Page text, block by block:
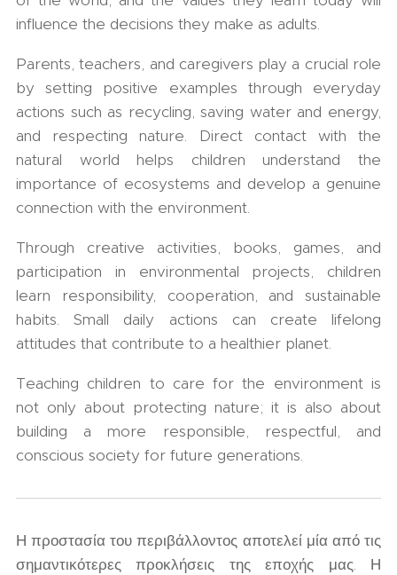
influence the decisions they make as adults.
Parents, teachers, and caregivers play a crucial role
by setting positive examples through everyday
actions such as recycling, saving water and energy,
and respecting nature. Direct contact with the
natural world helps children understand the
importance of ecosystems and develop a genuine
connection with the environment.
Through creative activities, books, games, and
participation in environmental projects, children
learn responsibility, cooperation, and sustainable
habits. Small daily actions can create lifelong
attitudes that contribute to a healthier planet.
Teaching children to care for the environment is
not only about protecting nature; it is also about
building a more responsible, respectful, and
conscious society for future generations.
Η προστασία του περιβάλλοντος αποτελεί μία από τις
σημαντικότερες προκλήσεις της εποχής μας. Η